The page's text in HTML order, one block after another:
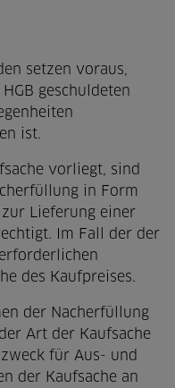
setzen voraus,
geschuldeten
ist.
vorliegt, sind
in Form
Lieferung einer
Im Fall der der
des Kaufpreises.
der Nacherfüllung
Art der Kaufsache
für Aus- und
der Kaufsache an